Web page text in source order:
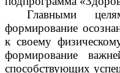
Главными
формирование
к своему
формирование
способствующих